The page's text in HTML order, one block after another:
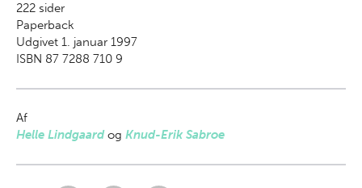
222 sider
Paperback
Udgivet 1. januar 1997
ISBN 87 7288 710 9
Af
Helle Lindgaardog Knud-Erik Sabroe